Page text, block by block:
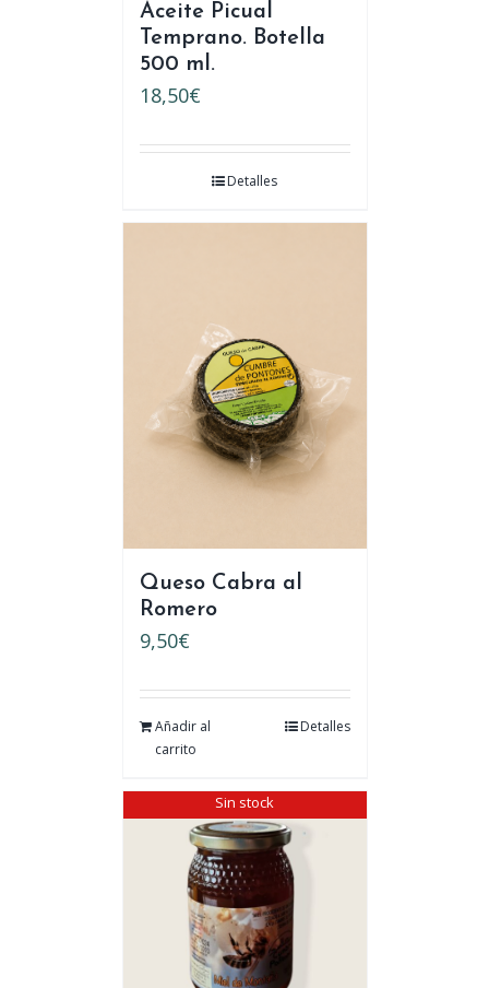
Aceite Picual
Temprano. Botella
500 ml.
18,50€
Detalles
Queso Cabra al
Romero
9,50€
Añadir al
carrito
Detalles
Sin stock